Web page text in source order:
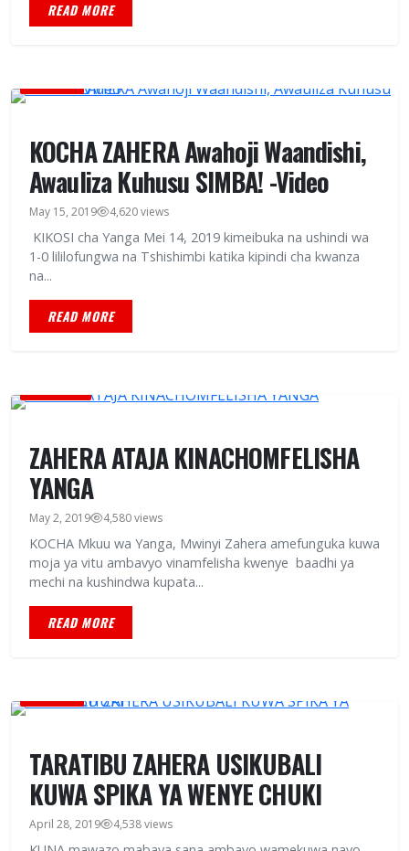
READ MORE
KOCHA ZAHERA Awahoji Waandishi,
Awauliza Kuhusu SIMBA! -Video
May 15, 2019 4,620 views
KIKOSI cha Yanga Mei 14, 2019 kimeibuka na ushindi wa
1-0 lililofungwa na Tshishimbi katika kipindi cha kwanza
na...
READ MORE
ZAHERA ATAJA KINACHOMFELISHA
YANGA
May 2, 2019 4,580 views
KOCHA Mkuu wa Yanga, Mwinyi Zahera amefunguka kuwa
moja ya vitu ambavyo vinamfelisha kwenye baadhi ya
mechi na kushindwa kupata...
READ MORE
TARATIBU ZAHERA USIKUBALI
KUWA SPIKA YA WENYE CHUKI
April 28, 2019 4,538 views